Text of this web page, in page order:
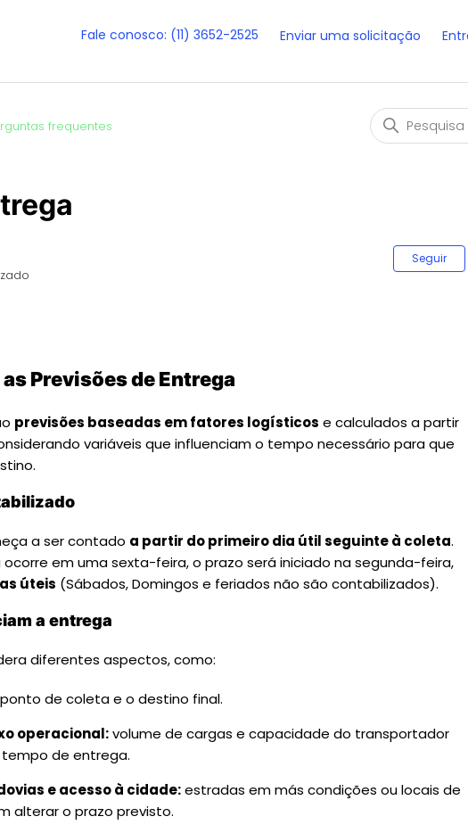
Fale conosco: (11) 3652-2525 Enviar uma solicitação
frequentes
Seguir
Previsões de Entrega
previsões baseadas em fatores logísticos e calculados a partir
variáveis que influenciam o tempo necessário para que
a ser contado a partir do primeiro dia útil seguinte à coleta.
em uma sexta-feira, o prazo será iniciado na segunda-feira,
úteis (Sábados, Domingos e feriados não são contabilizados).
a entrega
diferentes aspectos, como:
de coleta e o destino final.
operacional:volume de cargas e capacidade do transportador
de entrega.
e acesso à cidade:estradas em más condições ou locais de
alterar o prazo previsto.